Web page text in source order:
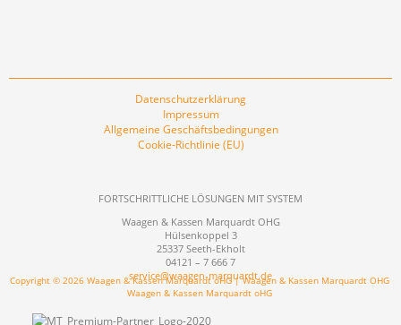
Datenschutzerklärung
Impressum
Allgemeine Geschäftsbedingungen
Cookie-Richtlinie (EU)
FORTSCHRITTLICHE LÖSUNGEN MIT SYSTEM
Waagen & Kassen Marquardt OHG
Hülsenkoppel 3
25337 Seeth-Ekholt
04121 – 7 666 7
service@waagen-marquardt.de
Copyright © 2026 Waagen & Kassen Marquardt oHG | Waagen & Kassen Marquardt OHG
Waagen & Kassen Marquardt oHG